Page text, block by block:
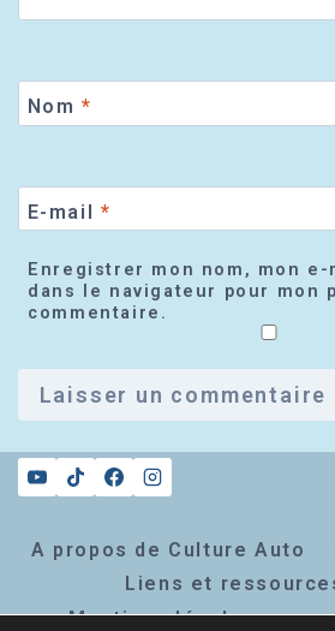
Nom *
E-mail *
Enregistrer mon nom, mon
dans le navigateur pour mon
commentaire.
A propos de Culture Auto
Liens et
Mentions légales